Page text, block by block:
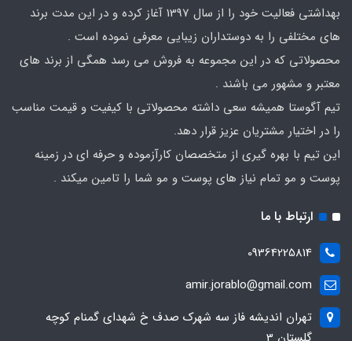
بهداشتی فعالیت خود را از سال 1397 آغاز کرده و در این مدت برند
های مختلفی را به دوستداران زیبایی معرفی نموده است .
محصولاتی که در این مجموعه به فروش می رسد همگی از برند های
معتبر و مشهور می باشند .
تیم آگوستا همیشه سعی داشته محصولاتی با کیفیت و قیمت مناسب
را در اختیار مشتریان عزیز قرار دهد.
این تیم با بهره گیری از متخصصان کارآزموده و حرفه ای در زمینه
پوست و مو تمام نیاز های پوست و مو شما را تامین میکند .
ارتباط با ما
09364225814
amir.jorablo@gmail.com
تهران اندیشه فاز سه شهرک صدف خ شهدای گمنام کوچه